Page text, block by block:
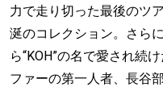
力で走り切った最後のツ
涎のコレクション。さら
ら“KOH”の名で愛され続
ファーの第一人者、長谷